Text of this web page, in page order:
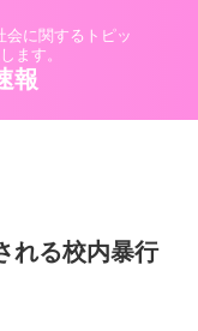
会に関するトピッ
ます。
報
れる校内暴行